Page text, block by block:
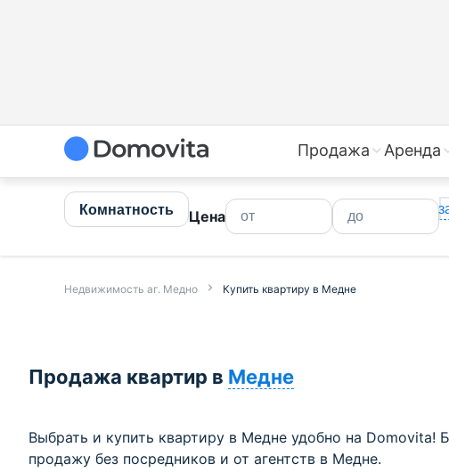
Продажа Аренда
Комнатность Цена
Недвижимость аг. Медно Купить квартиру в Медне
Продажа квартир в Медне
Выбрать и купить квартиру в Медне удобно на Domovita!
продажу без посредников и от агентств в Медне.